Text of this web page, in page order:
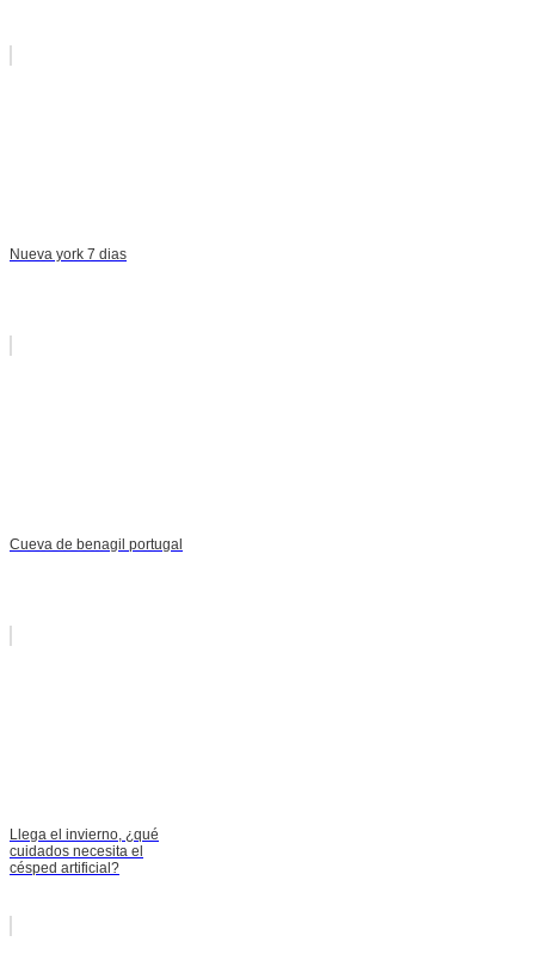
Nueva york 7 dias
Cueva de benagil portugal
Llega el invierno, ¿qué
cuidados necesita el
césped artificial?